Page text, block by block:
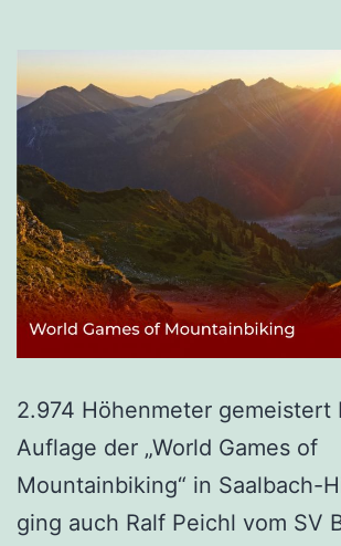
2.974 Höhenmeter gemeistert
Auflage der „World Games of
Mountainbiking“ in Saalbach-
ging auch Ralf Peichl vom SV